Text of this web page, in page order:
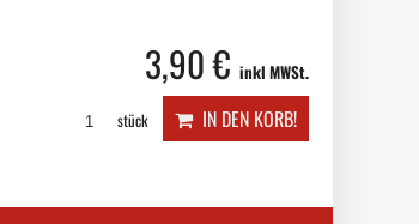
3,90 € inkl MWSt.
stück IN DEN KORB!